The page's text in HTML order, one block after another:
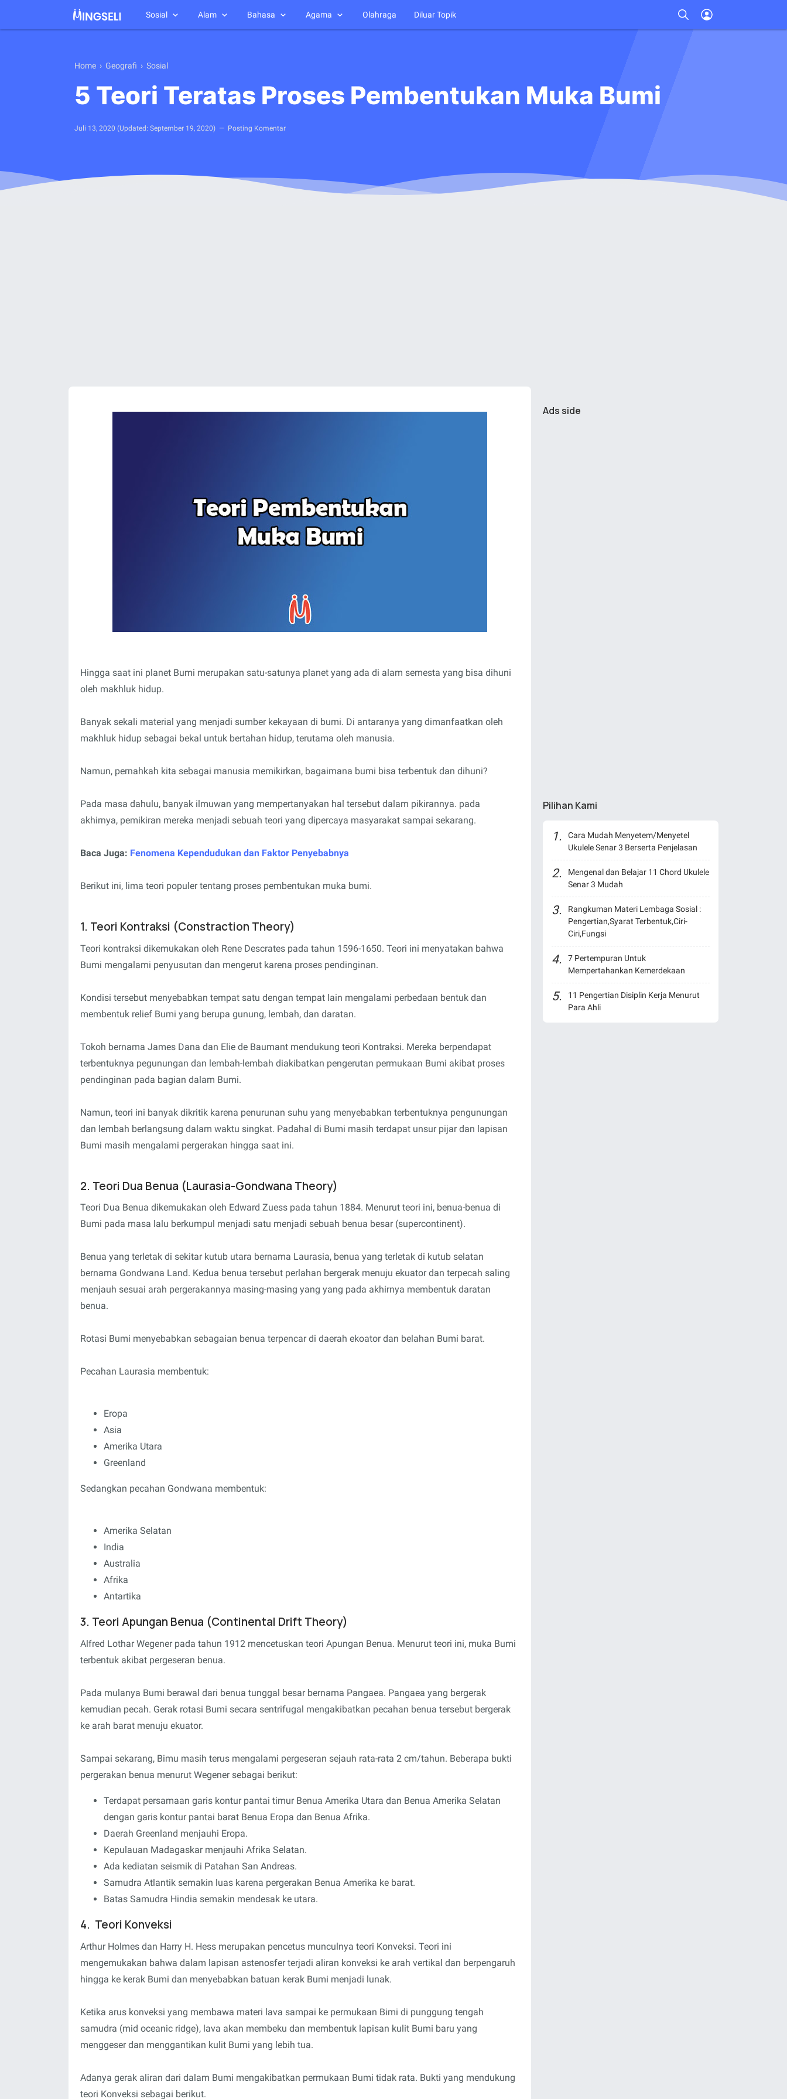
Sosial Alam Bahasa Agama Olahraga Diluar Topik
Home › Geografi › Sosial
5 Teori Teratas Proses Pembentukan Muka Bumi
Juli 13, 2020 (Updated: September 19, 2020) Posting Komentar
Hingga saat ini planet Bumi merupakan satu-satunya planet yang ada di alam semesta yang bisa dihuni
oleh makhluk hidup.
Banyak sekali material yang menjadi sumber kekayaan di bumi. Di antaranya yang dimanfaatkan oleh
makhluk hidup sebagai bekal untuk bertahan hidup, terutama oleh manusia.
Namun, pernahkah kita sebagai manusia memikirkan, bagaimana bumi bisa terbentuk dan dihuni?
Pada masa dahulu, banyak ilmuwan yang mempertanyakan hal tersebut dalam pikirannya. pada
akhirnya, pemikiran mereka menjadi sebuah teori yang dipercaya masyarakat sampai sekarang.
Baca Juga: Fenomena Kependudukan dan Faktor Penyebabnya
Berikut ini, lima teori populer tentang proses pembentukan muka bumi.
1. Teori Kontraksi (Constraction Theory)
Teori kontraksi dikemukakan oleh Rene Descrates pada tahun 1596-1650. Teori ini menyatakan bahwa
Bumi mengalami penyusutan dan mengerut karena proses pendinginan.
Kondisi tersebut menyebabkan tempat satu dengan tempat lain mengalami perbedaan bentuk dan
membentuk relief Bumi yang berupa gunung, lembah, dan daratan.
Tokoh bernama James Dana dan Elie de Baumant mendukung teori Kontraksi. Mereka berpendapat
terbentuknya pegunungan dan lembah-lembah diakibatkan pengerutan permukaan Bumi akibat proses
pendinginan pada bagian dalam Bumi.
Namun, teori ini banyak dikritik karena penurunan suhu yang menyebabkan terbentuknya pengunungan
dan lembah berlangsung dalam waktu singkat. Padahal di Bumi masih terdapat unsur pijar dan lapisan
Bumi masih mengalami pergerakan hingga saat ini.
2. Teori Dua Benua (Laurasia-Gondwana Theory)
Teori Dua Benua dikemukakan oleh Edward Zuess pada tahun 1884. Menurut teori ini, benua-benua di
Bumi pada masa lalu berkumpul menjadi satu menjadi sebuah benua besar (supercontinent).
Benua yang terletak di sekitar kutub utara bernama Laurasia, benua yang terletak di kutub selatan
bernama Gondwana Land. Kedua benua tersebut perlahan bergerak menuju ekuator dan terpecah saling
menjauh sesuai arah pergerakannya masing-masing yang yang pada akhirnya membentuk daratan
benua.
Rotasi Bumi menyebabkan sebagaian benua terpencar di daerah ekoator dan belahan Bumi barat.
Pecahan Laurasia membentuk:
Eropa
Asia
Amerika Utara
Greenland
Sedangkan pecahan Gondwana membentuk:
Amerika Selatan
India
Australia
Afrika
Antartika
3. Teori Apungan Benua (Continental Drift Theory)
Alfred Lothar Wegener pada tahun 1912 mencetuskan teori Apungan Benua. Menurut teori ini, muka Bumi
terbentuk akibat pergeseran benua.
Pada mulanya Bumi berawal dari benua tunggal besar bernama Pangaea. Pangaea yang bergerak
kemudian pecah. Gerak rotasi Bumi secara sentrifugal mengakibatkan pecahan benua tersebut bergerak
ke arah barat menuju ekuator.
Sampai sekarang, Bimu masih terus mengalami pergeseran sejauh rata-rata 2 cm/tahun. Beberapa bukti
pergerakan benua menurut Wegener sebagai berikut:
Terdapat persamaan garis kontur pantai timur Benua Amerika Utara dan Benua Amerika Selatan
dengan garis kontur pantai barat Benua Eropa dan Benua Afrika.
Daerah Greenland menjauhi Eropa.
Kepulauan Madagaskar menjauhi Afrika Selatan.
Ada kediatan seismik di Patahan San Andreas.
Samudra Atlantik semakin luas karena pergerakan Benua Amerika ke barat.
Batas Samudra Hindia semakin mendesak ke utara.
4. Teori Konveksi
Arthur Holmes dan Harry H. Hess merupakan pencetus munculnya teori Konveksi. Teori ini
mengemukakan bahwa dalam lapisan astenosfer terjadi aliran konveksi ke arah vertikal dan berpengaruh
hingga ke kerak Bumi dan menyebabkan batuan kerak Bumi menjadi lunak.
Ketika arus konveksi yang membawa materi lava sampai ke permukaan Bimi di punggung tengah
samudra (mid oceanic ridge), lava akan membeku dan membentuk lapisan kulit Bumi baru yang
menggeser dan menggantikan kulit Bumi yang lebih tua.
Adanya gerak aliran dari dalam Bumi mengakibatkan permukaan Bumi tidak rata. Bukti yang mendukung
teori Konveksi sebagai berikut.
Ads side
Pilihan Kami
Cara Mudah Menyetem/Menyetel
Ukulele Senar 3 Berserta Penjelasan
Mengenal dan Belajar 11 Chord Ukulele
Senar 3 Mudah
Rangkuman Materi Lembaga Sosial :
Pengertian,Syarat Terbentuk,Ciri-
Ciri,Fungsi
7 Pertempuran Untuk
Mempertahankan Kemerdekaan
11 Pengertian Disiplin Kerja Menurut
Para Ahli